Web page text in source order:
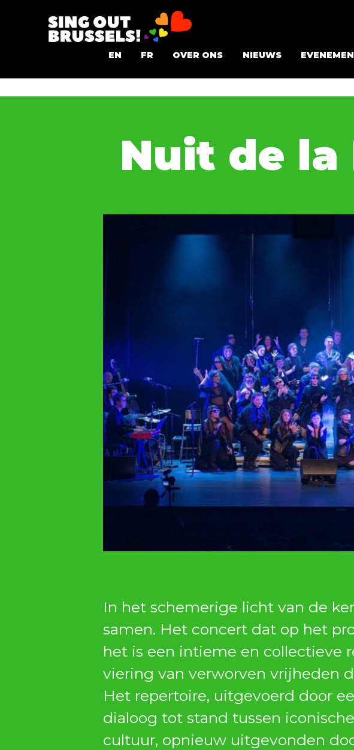
inhoudOut
Brussels!
EN FR OVER ONS NIEUWS
Nuit de la
In het schemerige licht van de
samen. Het concert dat op het
het is een intieme en collectieve
viering van verworven vrijheden
Het repertoire, uitgevoerd door
dialoog tot stand tussen
cultuur, opnieuw uitgevonden